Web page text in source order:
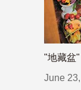
"地藏盆
June